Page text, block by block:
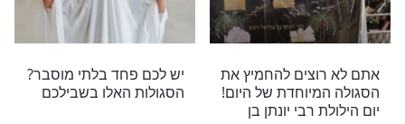
המיוחדת שגורמת